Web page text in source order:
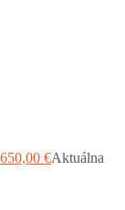
650,00 €Aktuálna